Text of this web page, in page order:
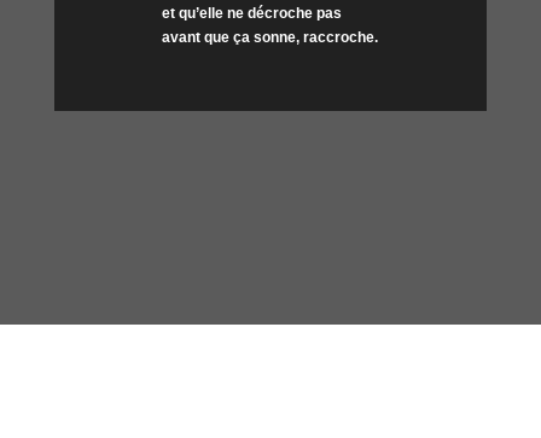
et qu’elle ne décroche pas
avant que ça sonne, raccroche.